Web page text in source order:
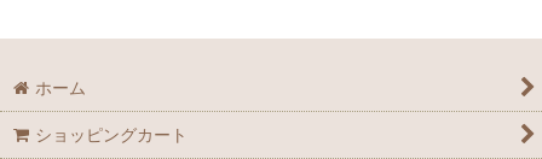
ホーム
ショッピングカート